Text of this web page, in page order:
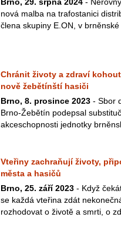
nová malba na trafostanici
člena skupiny E.ON, v
Chránit životy a zdraví
nově žebětínští hasiči
Brno, 8. prosince 2023 - Sbor
Brno-Žebětín podepsal
akceschopnosti jednotky
Vteřiny zachraňují životy,
města a hasičů
Brno, 25. září 2023 - Když
se každá vteřina zdát
rozhodovat o životě a smrti, o